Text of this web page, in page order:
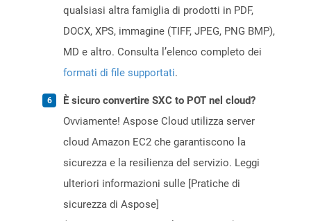
qualsiasi altra famiglia di prodotti in PDF,
DOCX, XPS, immagine (TIFF, JPEG, PNG BMP),
MD e altro. Consulta l’elenco completo dei
formati di file supportati.
È sicuro convertire SXC to POT nel cloud?
Ovviamente! Aspose Cloud utilizza server
cloud Amazon EC2 che garantiscono la
sicurezza e la resilienza del servizio. Leggi
ulteriori informazioni sulle [Pratiche di
sicurezza di Aspose]